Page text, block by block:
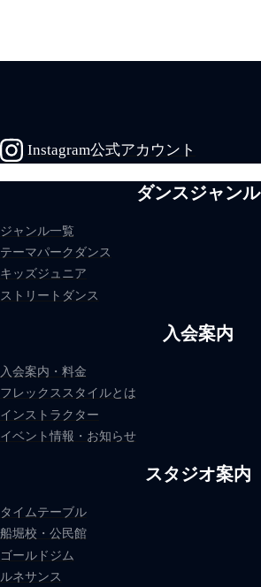
Instagram公式アカウント
ダンスジャンル
ジャンル一覧
テーマパークダンス
キッズジュニア
ストリートダンス
入会案内
入会案内・料金
フレックススタイルとは
インストラクター
イベント情報・お知らせ
スタジオ案内
タイムテーブル
船堀校・公民館
ゴールドジム
ルネサンス